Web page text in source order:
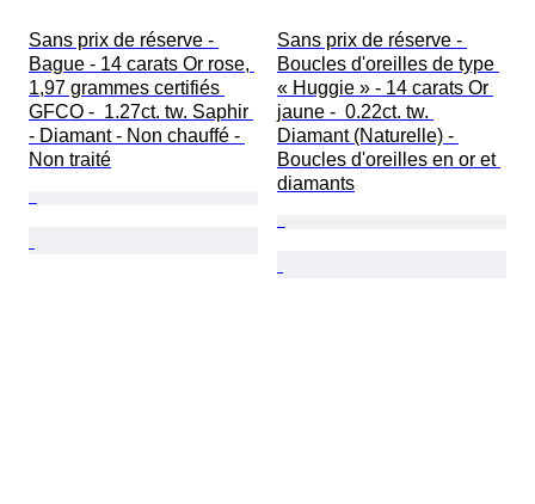
Sans prix de réserve -
Bague - 14 carats Or rose,
1,97 grammes certifiés
GFCO -  1.27ct. tw. Saphir
- Diamant - Non chauffé -
Non traité
Sans prix de réserve -
Boucles d'oreilles de type
« Huggie » - 14 carats Or
jaune -  0.22ct. tw.
Diamant (Naturelle) -
Boucles d'oreilles en or et
diamants